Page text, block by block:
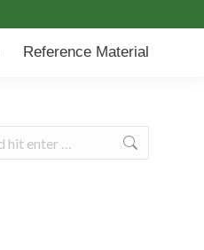
Reference Material